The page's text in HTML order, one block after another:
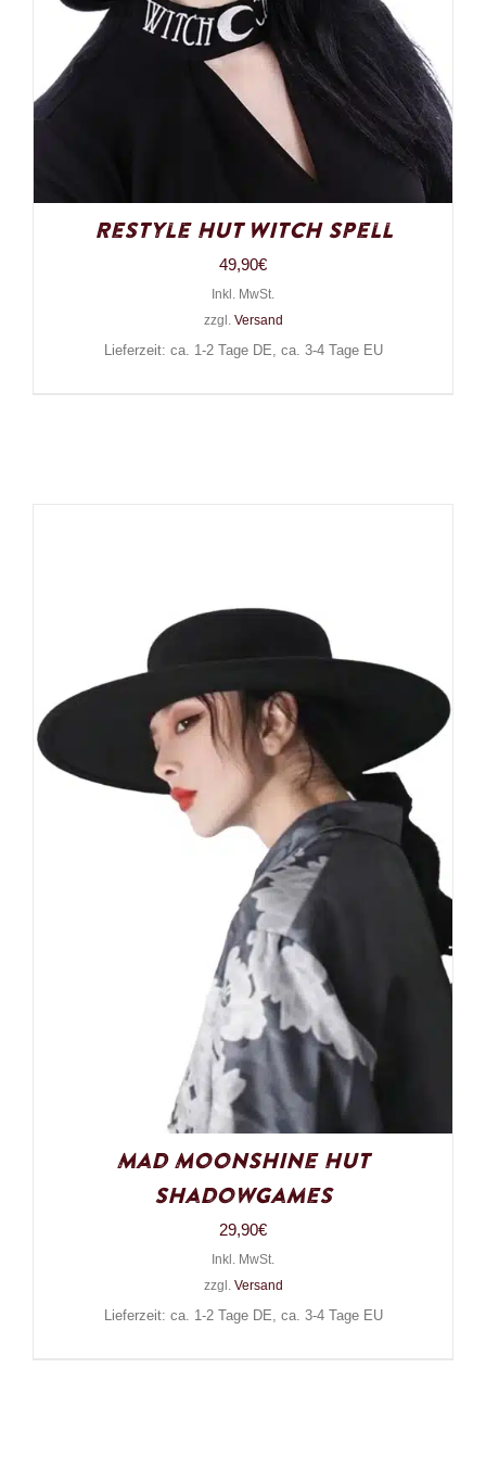
Restyle Hut Witch Spell
49,90€
Inkl. MwSt.
zzgl. Versand
Lieferzeit: ca. 1-2 Tage DE, ca. 3-4 Tage EU
Mad Moonshine Hut
Shadowgames
29,90€
Inkl. MwSt.
zzgl. Versand
Lieferzeit: ca. 1-2 Tage DE, ca. 3-4 Tage EU